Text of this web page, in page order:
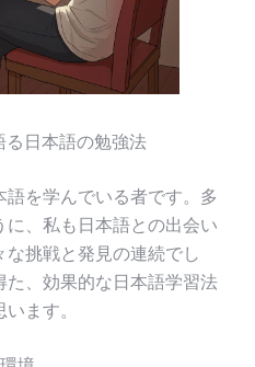
日本語の勉強法
を学んでいる者です。多
に、私も日本語との出会い
挑戦と発見の連続でし
、効果的な日本語学習法
ます。